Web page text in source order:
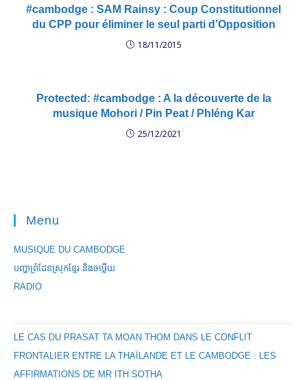
#cambodge : SAM Rainsy : Coup Constitutionnel
du CPP pour éliminer le seul parti d’Opposition
18/11/2015
Protected: #cambodge : A la découverte de la
musique Mohori / Pin Peat / Phléng Kar
25/12/2021
Menu
MUSIQUE DU CAMBODGE
បញ្ហាព្រំដែនស្រុកខ្មែរ និងចឞ្លើយ
RADIO
LE CAS DU PRASAT TA MOAN THOM DANS LE CONFLIT
FRONTALIER ENTRE LA THAÏLANDE ET LE CAMBODGE : LES
AFFIRMATIONS DE MR ITH SOTHA